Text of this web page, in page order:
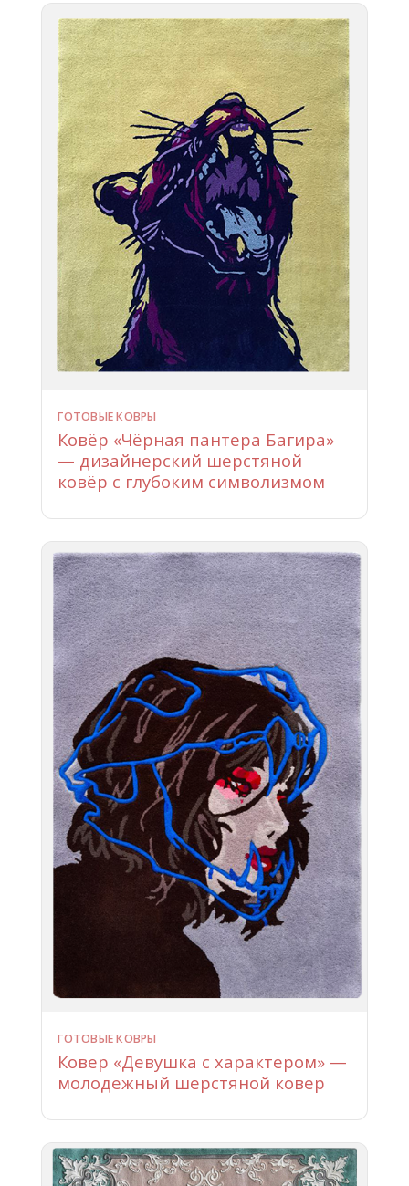
ГОТОВЫЕ КОВРЫ
Ковёр «Чёрная пантера Багира»
— дизайнерский шерстяной
ковёр с глубоким символизмом
ГОТОВЫЕ КОВРЫ
Ковер «Девушка с характером» —
молодежный шерстяной ковер